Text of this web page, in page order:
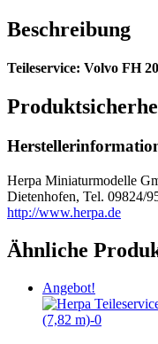
Beschreibung
Teileservice: Volvo FH
Herpa Miniaturmodelle
Dietenhofen, Tel. 09824/
http://www.herpa.de
Ähnliche
Angebot!